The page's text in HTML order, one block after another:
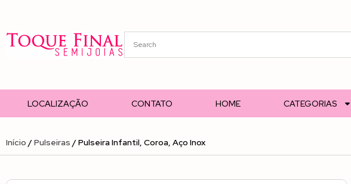
LOCALIZAÇÃO CONTATO HOME CATEGORIAS
Início /Pulseiras / Pulseira Infantil, Coroa, Aço Inox